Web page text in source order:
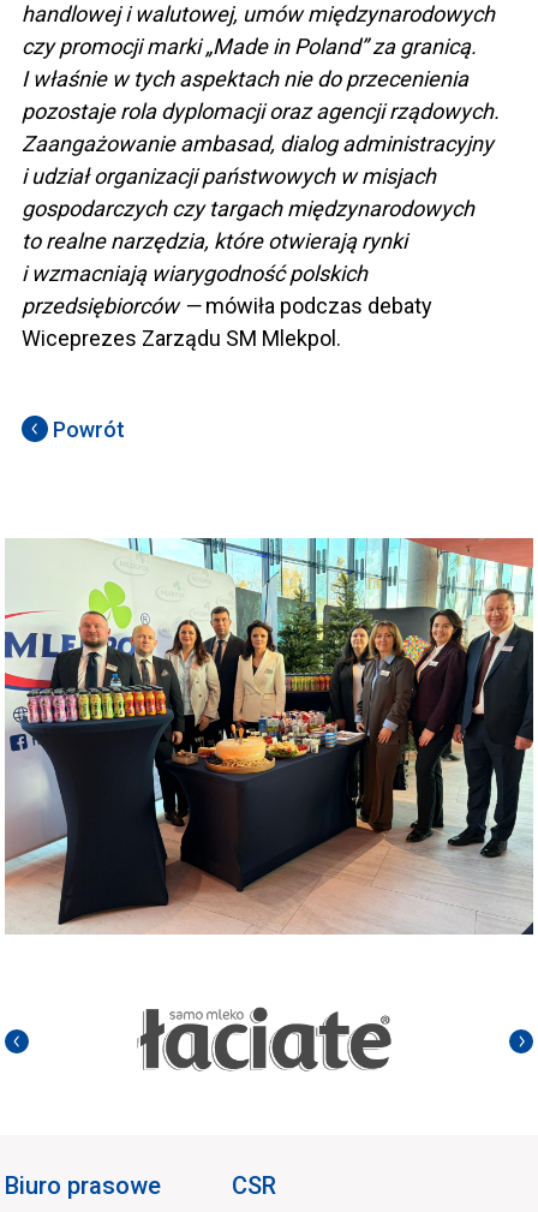
handlowej i walutowej, umów międzynarodowych
czy promocji marki „Made in Poland” za granicą.
I właśnie w tych aspektach nie do przecenienia
pozostaje rola dyplomacji oraz agencji rządowych.
Zaangażowanie ambasad, dialog administracyjny
i udział organizacji państwowych w misjach
gospodarczych czy targach międzynarodowych
to realne narzędzia, które otwierają rynki
i wzmacniają wiarygodność polskich
przedsiębiorców —mówiła podczas debaty
Wiceprezes Zarządu SM Mlekpol.
Powrót
Biuro prasowe CSR